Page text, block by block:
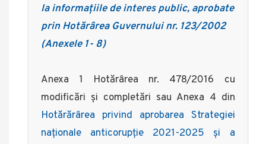
la informaţiile de interes public, aprobate
prin Hotărârea Guvernului nr. 123/2002
(Anexele 1- 8)
Anexa 1 Hotărârea nr. 478/2016 cu
modificări și completări sau Anexa 4 din
Hotărărârea privind aprobarea Strategiei
naționale anticorupție 2021-2025 și a